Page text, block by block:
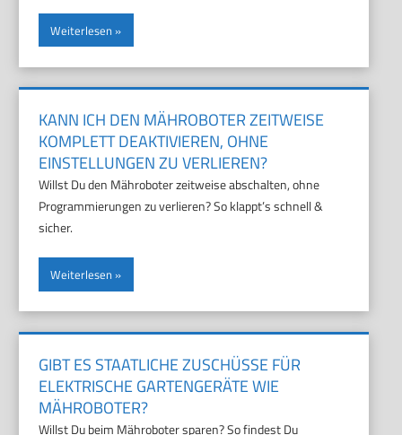
Weiterlesen
KANN ICH DEN MÄHROBOTER ZEITWEISE
KOMPLETT DEAKTIVIEREN, OHNE
EINSTELLUNGEN ZU VERLIEREN?
Willst Du den Mähroboter zeitweise abschalten, ohne
Programmierungen zu verlieren? So klappt’s schnell &
sicher.
Weiterlesen
GIBT ES STAATLICHE ZUSCHÜSSE FÜR
ELEKTRISCHE GARTENGERÄTE WIE
MÄHROBOTER?
Willst Du beim Mähroboter sparen? So findest Du